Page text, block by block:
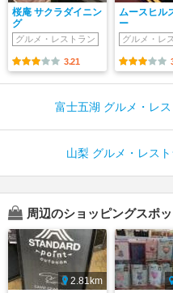
桜庵 サクラダイニン
グ
グルメ・レストラン
3.21
ムースヒル
ー
グルメ・レ
富士五湖 グルメ・レ
山梨 グルメ・レス
周辺のショッピングスポッ
2.81km